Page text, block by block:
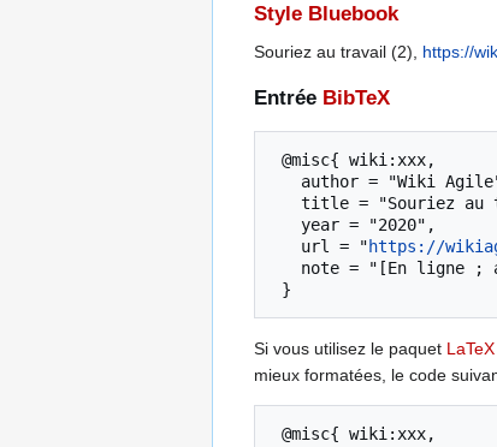
Style Bluebook
Souriez au travail (2), https://
Entrée BibTeX
   url = "
https://
Si vous utilisez le paquet LaTeX
mieux formatées, le code